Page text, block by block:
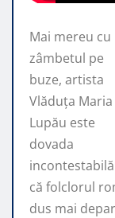
Mai mereu cu
zâmbetul pe
buze, artista
Vlăduța Maria
Lupău este
dovada
incontestabilă
că folclorul
dus mai